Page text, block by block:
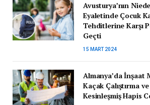
Avusturya’nın
Eyaletinde Çocuk
Tehditlerine Karşı
Geçti
15 MART 2024
Almanya’da İnşaat
Kaçak Çalıştırma
Kesinleşmiş Hapis